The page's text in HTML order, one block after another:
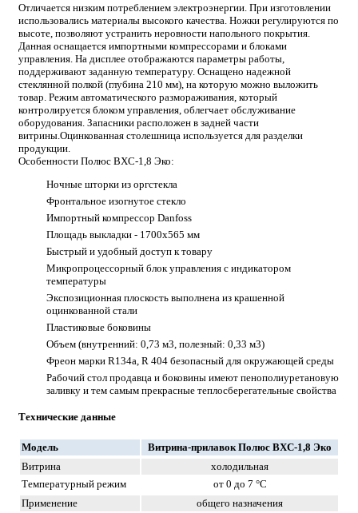
Отличается низким потреблением электроэнергии. При изготовлении
использовались материалы высокого качества. Ножки регулируются по
высоте, позволяют устранить неровности напольного покрытия.
Данная оснащается импортными компрессорами и блоками
управления. На дисплее отображаются параметры работы,
поддерживают заданную температуру. Оснащено надежной
стеклянной полкой (глубина 210 мм), на которую можно выложить
товар. Режим автоматического размораживания, который
контролируется блоком управления, облегчает обслуживание
оборудования. Запасники расположен в задней части
витрины.Оцинкованная столешница используется для разделки
продукции.
Особенности Полюс ВХС-1,8 Эко:
Ночные шторки из оргстекла
Фронтальное изогнутое стекло
Импортный компрессор Danfoss
Площадь выкладки - 1700x565 мм
Быстрый и удобный доступ к товару
Микропроцессорный блок управления с индикатором
температуры
Экспозиционная плоскость выполнена из крашенной
оцинкованной стали
Пластиковые боковины
Объем (внутренний: 0,73 м3, полезный: 0,33 м3)
Фреон марки R134a, R 404 безопасный для окружающей среды
Рабочий стол продавца и боковины имеют пенополиуретановую
заливку и тем самым прекрасные теплосберегательные свойства
Технические данные
Модель
Витрина-прилавок Полюс ВХС-1,8 Эко
Витрина
холодильная
Температурный режим
от 0 до 7 °C
Применение
общего назначения